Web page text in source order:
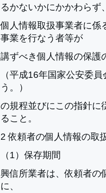
るかないかにかかわらず
個人情報取扱事業者に係
事業を行なう者等が
講ずべき個人情報の保護
（平成16年国家公安委
う。）
の規程並びにこの指針に
ること。
2 依頼者の個人情報の取
（1）保存期間
興信所業者は、依頼者の
に、